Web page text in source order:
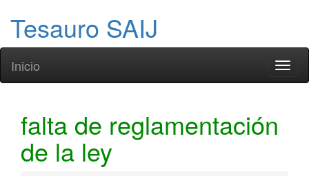
Tesauro SAIJ
Inicio
falta de reglamentación
de la ley